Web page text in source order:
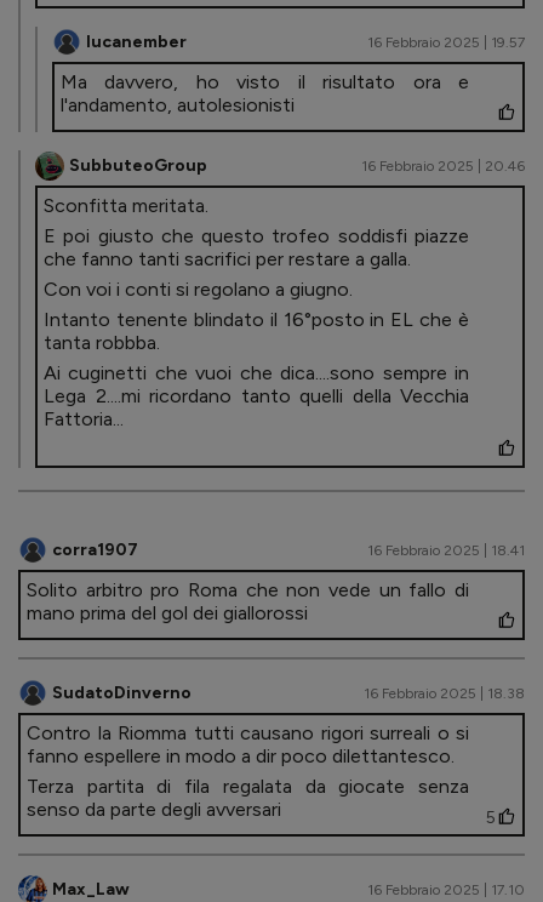
lucanember 16 Febbraio 2025 | 19.57
Ma davvero, ho visto il risultato ora e
l'andamento, autolesionisti
SubbuteoGroup 16 Febbraio 2025 | 20.46
Sconfitta meritata.
E poi giusto che questo trofeo soddisfi piazze
che fanno tanti sacrifici per restare a galla.
Con voi i conti si regolano a giugno.
Intanto tenente blindato il 16°posto in EL che è
tanta robbba.
Ai cuginetti che vuoi che dica....sono sempre in
Lega 2....mi ricordano tanto quelli della Vecchia
Fattoria...
corra1907 16 Febbraio 2025 | 18.41
Solito arbitro pro Roma che non vede un fallo di
mano prima del gol dei giallorossi
SudatoDinverno 16 Febbraio 2025 | 18.38
Contro la Riomma tutti causano rigori surreali o si
fanno espellere in modo a dir poco dilettantesco.
Terza partita di fila regalata da giocate senza
senso da parte degli avversari
5
Max_Law 16 Febbraio 2025 | 17.10